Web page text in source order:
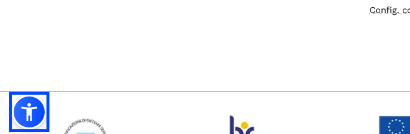
Config.